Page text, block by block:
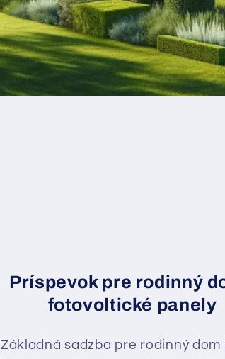
Príspevok pre rodinný
fotovoltické panely
Základná sadzba pre rodinný dom